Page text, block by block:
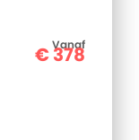
Vanaf
€378